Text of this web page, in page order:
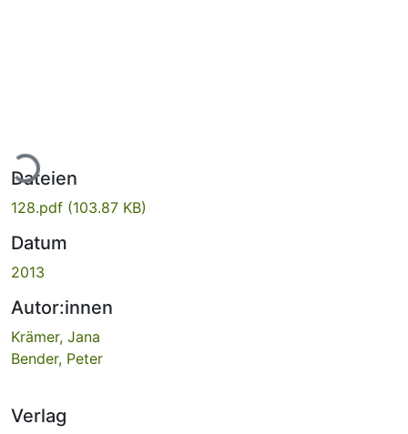
Dateien
128.pdf (103.87 KB)
Datum
2013
Autor:innen
Krämer, Jana
Bender, Peter
Verlag